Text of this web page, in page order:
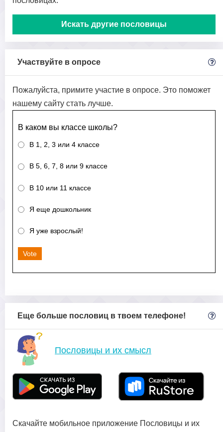
Искать другие пословицы
Участвуйте в опросе
Пожалуйста, примите участие в опросе. Это поможет
нашему сайту стать лучше.
В каком вы классе школы?
В 1, 2, 3 или 4 классе
В 5, 6, 7, 8 или 9 классе
В 10 или 11 классе
Я еще дошкольник
Я уже взрослый!
Vote
Еще больше пословиц в твоем телефоне!
Пословицы и их смысл
Скачайте мобильное приложение Пословицы и их